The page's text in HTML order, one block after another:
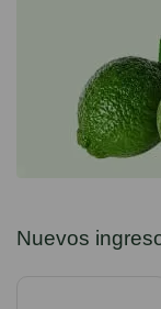
Nuevos